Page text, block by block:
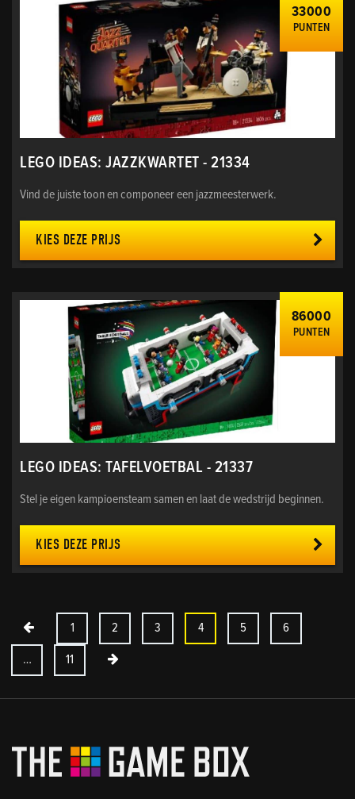
33000
PUNTEN
LEGO IDEAS: JAZZKWARTET - 21334
Vind de juiste toon en componeer een jazzmeesterwerk.
KIES DEZE PRIJS
86000
PUNTEN
LEGO IDEAS: TAFELVOETBAL - 21337
Stel je eigen kampioensteam samen en laat de wedstrijd beginnen.
KIES DEZE PRIJS
1 2 3 4 5
6
…
11